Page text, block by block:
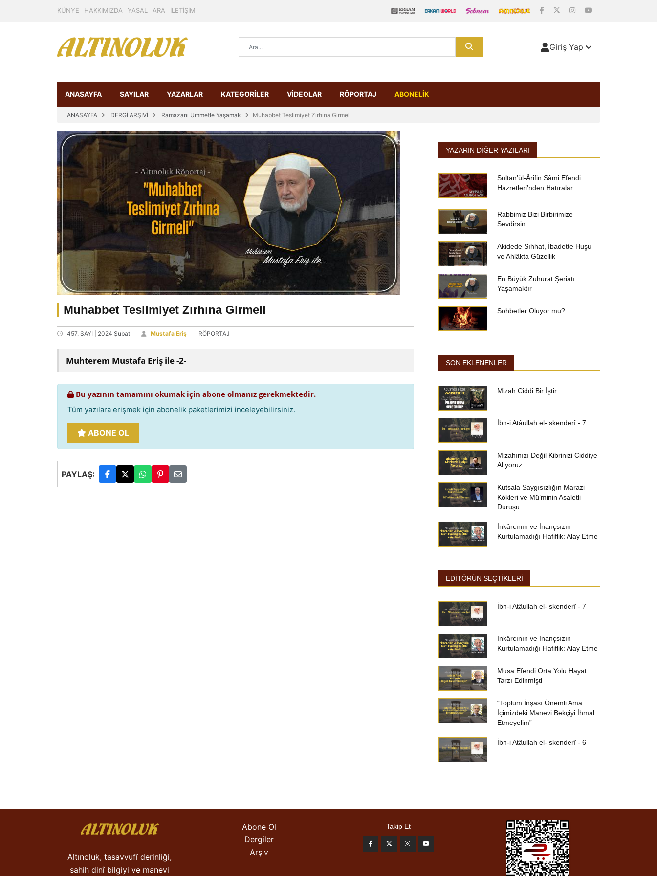
KÜNYE HAKKIMIZDA YASAL ARA İLETİŞİM
Giriş Yap
ANASAYFA SAYILAR YAZARLAR KATEGORİLER VİDEOLAR RÖPORTAJ ABONELİK
ANASAYFA DERGİ ARŞİVİ Ramazanı Ümmetle Yaşamak Muhabbet Teslimiyet Zırhına Girmeli
Muhabbet Teslimiyet Zırhına Girmeli
457. SAYI | 2024 Şubat Mustafa Eriş RÖPORTAJ
Muhterem Mustafa Eriş ile -2-
Bu yazının tamamını okumak için abone olmanız gerekmektedir.
Tüm yazılara erişmek için abonelik paketlerimizi inceleyebilirsiniz.
ABONE OL
PAYLAŞ:
YAZARIN DIĞER YAZILARI
Sultan’ül-Ârifin Sâmi Efendi
Hazretleri’nden Hatıralar…
Rabbimiz Bizi Birbirimize
Sevdirsin
Akidede Sıhhat, İbadette Huşu
ve Ahlâkta Güzellik
En Büyük Zuhurat Şeriatı
Yaşamaktır
Sohbetler Oluyor mu?
SON EKLENENLER
Mizah Ciddi Bir İştir
İbn-i Atâullah el-İskenderî - 7
Mizahınızı Değil Kibrinizi Ciddiye
Alıyoruz
Kutsala Saygısızlığın Marazi
Kökleri ve Mü’minin Asaletli
Duruşu
İnkârcının ve İnançsızın
Kurtulamadığı Hafiflik: Alay Etme
EDİTÖRÜN SEÇTİKLERİ
İbn-i Atâullah el-İskenderî - 7
İnkârcının ve İnançsızın
Kurtulamadığı Hafiflik: Alay Etme
Musa Efendi Orta Yolu Hayat
Tarzı Edinmişti
“Toplum İnşası Önemli Ama
İçimizdeki Manevi Bekçiyi İhmal
Etmeyelim”
İbn-i Atâullah el-İskenderî - 6
Altınoluk, tasavvufî derinliği,
sahih dinî bilgiyi ve manevi
Abone Ol
Dergiler
Arşiv
Takip Et